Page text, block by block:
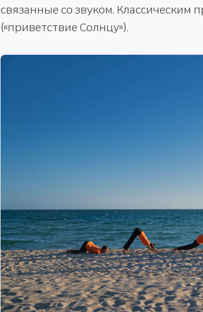
связанные со звуком. Классическим
(«приветствие Солнцу»).